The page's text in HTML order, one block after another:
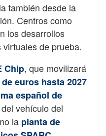
también desde la
Centros como
los desarrollos
de prueba.
Chip, que movilizará
euros hasta 2027
español de
vehículo del
la planta de